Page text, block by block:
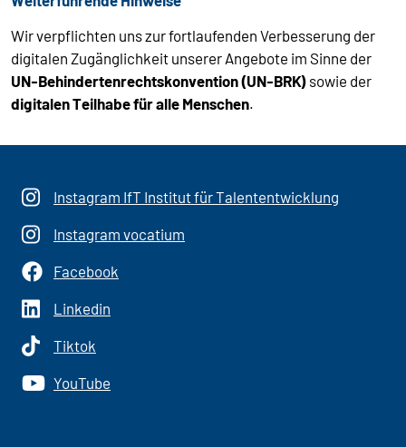
Wir verpflichten uns zur fortlaufenden Verbesserung der
digitalen Zugänglichkeit unserer Angebote im Sinne der
UN-Behindertenrechtskonvention (UN-BRK) sowie der
digitalen Teilhabe für alle Menschen.
Instagram IfT Institut für Talententwicklung
Instagram vocatium
Facebook
Linkedin
Tiktok
YouTube